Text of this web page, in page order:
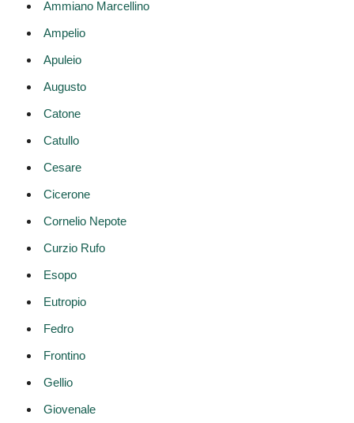
Ammiano Marcellino
Ampelio
Apuleio
Augusto
Catone
Catullo
Cesare
Cicerone
Cornelio Nepote
Curzio Rufo
Esopo
Eutropio
Fedro
Frontino
Gellio
Giovenale